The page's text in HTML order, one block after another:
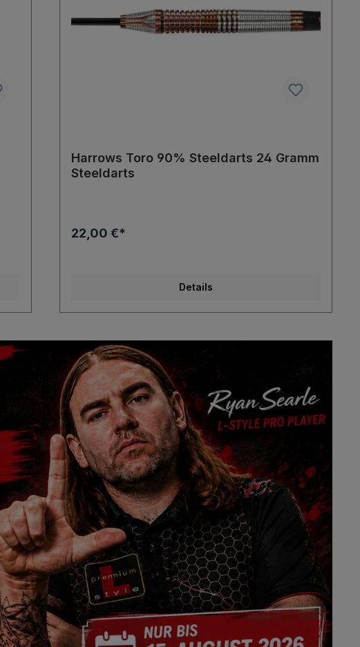
Harrows Toro 90% Steeldarts 24 Gramm
Steeldarts
22,00 €*
Details